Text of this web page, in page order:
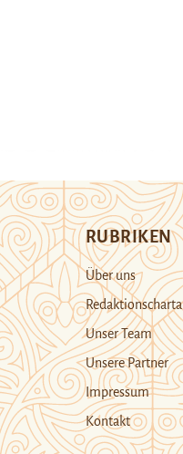
RUBRIKEN
Über uns
Redaktionscharta
Unser Team
Unsere Partner
Impressum
Kontakt